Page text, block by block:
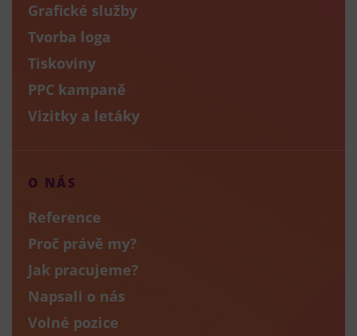
Grafické služby
Tvorba loga
Tiskoviny
PPC kampaně
Vizitky a letáky
O NÁS
Reference
Proč právě my?
Jak pracujeme?
Napsali o nás
Volné pozice